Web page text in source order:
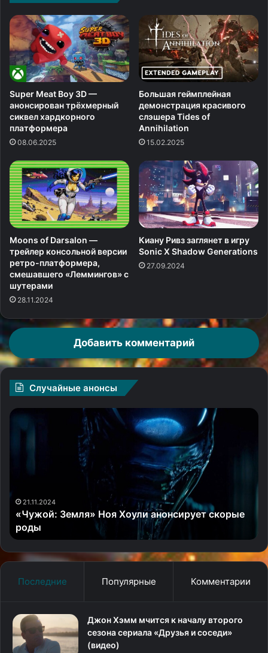
Super Meat Boy 3D —
анонсирован трёхмерный
сиквел хардкорного
платформера
08.06.2025
Большая геймплейная
демонстрация красивого
слэшера Tides of
Annihilation
15.02.2025
Moons of Darsalon —
трейлер консольной версии
ретро-платформера,
смешавшего «Леммингов» с
шутерами
28.11.2024
Киану Ривз заглянет в игру
Sonic X Shadow Generations
27.09.2024
Добавить комментарий
Случайные анонсы
«Чужой:
скорые
21.11.2024
«Чужой: Земля» Ноя Хоули анонсирует скорые
роды
Последние Популярные Комментарии
Джон Хэмм мчится к началу второго
сезона сериала «Друзья и соседи»
(видео)